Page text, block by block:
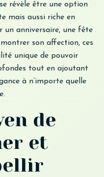
se révèle être une option
mais aussi riche en
un anniversaire, une fête
son affection, ces
unique de pouvoir
tout en ajoutant
à n’importe quelle
de
et